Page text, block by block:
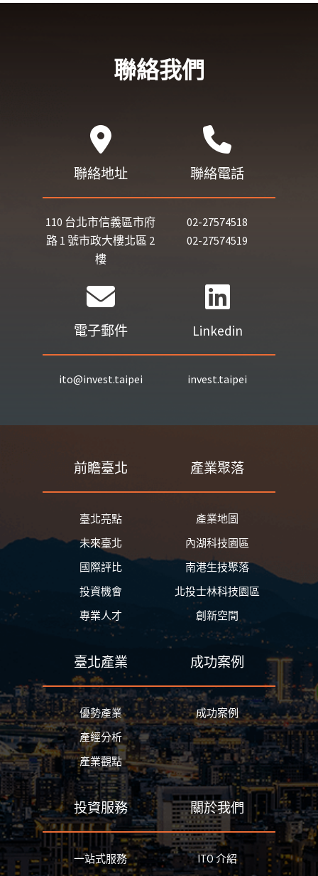
聯絡我們
聯絡地址
110 台北市信義區市府
路 1 號市政大樓北區 2
樓
聯絡電話
02-27574518
02-27574519
電子郵件
ito@invest.taipei
Linkedin
invest.taipei
前瞻臺北
臺北亮點
未來臺北
國際評比
投資機會
專業人才
產業聚落
產業地圖
內湖科技園區
南港生技聚落
北投士林科技園區
創新空間
臺北產業
優勢產業
產經分析
產業觀點
成功案例
成功案例
投資服務
一站式服務
關於我們
ITO 介紹